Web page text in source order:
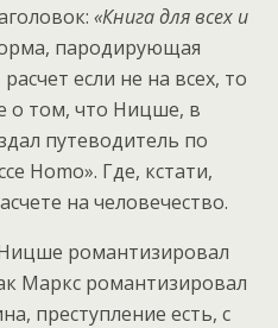
«Книга для всех и
пародирующая
если не на всех, то
о том, что Ницше, в
путеводитель по
Homo». Где, кстати,
на человечество.
романтизировал
Маркс романтизировал
преступление есть, с